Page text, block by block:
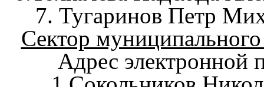
7. Тугаринов Петр
Сектор
Адрес электронной